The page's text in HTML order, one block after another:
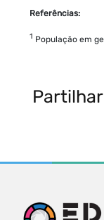
Referências:
1 População em